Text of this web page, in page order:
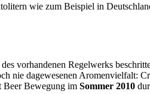
wie zum Beispiel in
des vorhandenen Regelwerks
nie dagewesenen Aromenvielfalt:
Beer Bewegung im Sommer 2010